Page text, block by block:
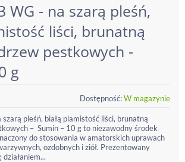
WG - na szarą pleśń,
liści, brunatną
pestkowych -
g
Dostępność:W magazynie
pleśń, białą plamistość liści, brunatną
– Sumin – 10 g to niezawodny środek
do stosowania w amatorskich uprawach
ozdobnych i ziół. Prezentowany